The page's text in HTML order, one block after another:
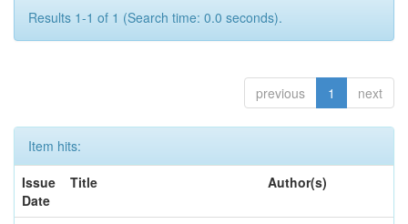
Results 1-1 of 1 (Search time: 0.0 seconds).
previous 1 next
Item hits:
Issue
Date
Title Author(s)